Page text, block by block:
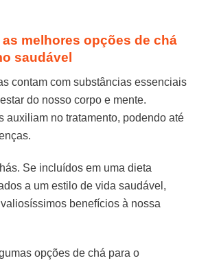
melhores opções de chá
saudável
contam com substâncias essenciais
do nosso corpo e mente.
auxiliam no tratamento, podendo até
Se incluídos em uma dieta
a um estilo de vida saudável,
benefícios à nossa
opções de chá para o